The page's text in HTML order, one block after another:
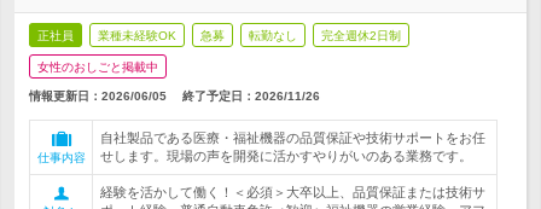
正社員 業種未経験OK 急募 転勤なし 完全週休2日制
女性のおしごと掲載中
情報更新日：2026/06/05 終了予定日： 2026/11/26
仕事内容
自社製品である医療・福祉機器の品質保証や技術サポートをお任
せします。現場の声を開発に活かすやりがいのある業務です。
経験を活かして働く！＜必須＞大卒以上、品質保証または技術サ